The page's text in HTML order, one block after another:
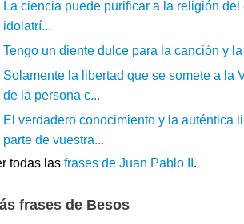
La ciencia puede purificar a la religión
idolatrí...
Tengo un diente dulce para la canción y
Solamente la libertad que se somete a la
de la persona c...
El verdadero conocimiento y la auténtica
parte de vuestra...
todas las frases de Juan Pablo II .
frases de Besos